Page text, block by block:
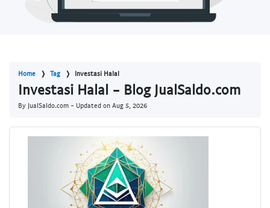
Home Tag Investasi Halal
Investasi Halal - Blog JualSaldo.com
By JualSaldo.com - Updated on Aug 5, 2026